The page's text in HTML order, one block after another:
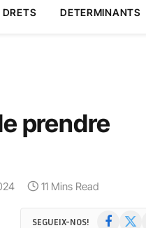
DRETS DETERMINANTS
prendre
11 Mins Read
SEGUEIX-NOS! Facebook